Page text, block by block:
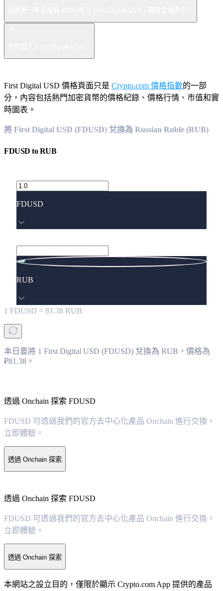
First Digital USD 價格頁面只是 Crypto.com 價格指數的一部
分，內容包括熱門加密貨幣的價格紀錄、價格行情、市值和實
時圖表。
將 First Digital USD (FDUSD) 兌換為 Russian Ruble (RUB)
FDUSD toRUB
FDUSD
RUB
1 FDUSD = 81.38 RUB
本日要將 1 First Digital USD (FDUSD) 兌換為 RUB，價格為
₽81.38。
透過 Onchain 探索 FDUSD
FDUSD 可透過我們的官方去中心化產品 Onchain 進行交換。
立即體驗。
透過 Onchain 探索
透過 Onchain 探索 FDUSD
FDUSD 可透過我們的官方去中心化產品 Onchain 進行交換。
立即體驗。
透過 Onchain 探索
本網站之設立目的，僅限於顯示 Crypto.com App 提供的產品